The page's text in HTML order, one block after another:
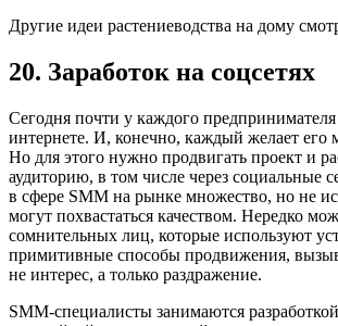
Другие идеи растениеводства на дому
20. Заработок на соцсетях
Сегодня почти у каждого предпринимателя
интернете. И, конечно, каждый желает его
Но для этого нужно продвигать проект и
аудиторию, в том числе через социальные
в сфере SMM на рынке множество, но не
могут похвастаться качеством. Нередко
сомнительных лиц, которые используют
примитивные способы продвижения,
не интерес, а только раздражение.
SMM-специалисты занимаются